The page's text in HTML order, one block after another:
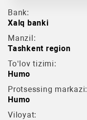
Bank:
Xalq banki
Manzil:
Tashkent region
To‘lov tizimi:
Humo
Protsessing markazi:
Humo
Viloyat: